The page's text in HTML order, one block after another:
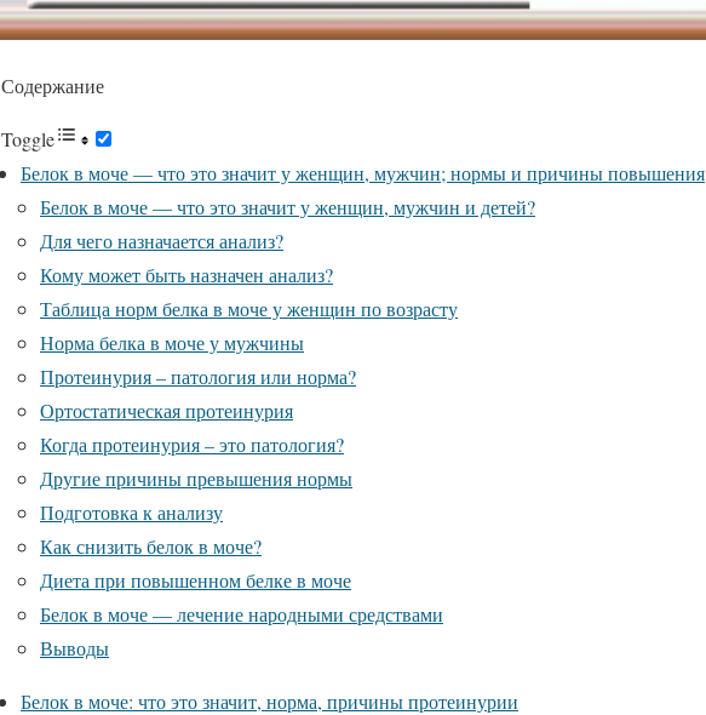
Содержание
Toggle
Белок в моче — что это значит у женщин, мужчин; нормы и причины повышения
Белок в моче — что это значит у женщин, мужчин и детей?
Для чего назначается анализ?
Кому может быть назначен анализ?
Таблица норм белка в моче у женщин по возрасту
Норма белка в моче у мужчины
Протеинурия – патология или норма?
Ортостатическая протеинурия
Когда протеинурия – это патология?
Другие причины превышения нормы
Подготовка к анализу
Как снизить белок в моче?
Диета при повышенном белке в моче
Белок в моче — лечение народными средствами
Выводы
Белок в моче: что это значит, норма, причины протеинурии